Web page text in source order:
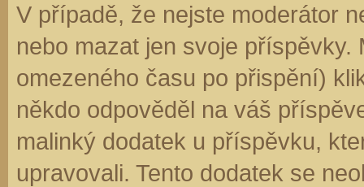
V případě, že nejste moderátor
nebo mazat jen svoje
omezeného času po přispění)
někdo odpověděl na váš
malinký dodatek u příspěvku,
upravovali. Tento dodatek se